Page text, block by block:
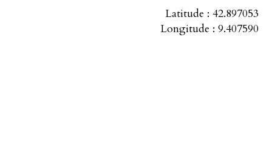
Latitude : 42.897053
Longitude : 9.407590